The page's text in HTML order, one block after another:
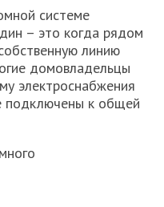
системе
– это когда рядом
линию
домовладельцы
электроснабжения
подключены к общей